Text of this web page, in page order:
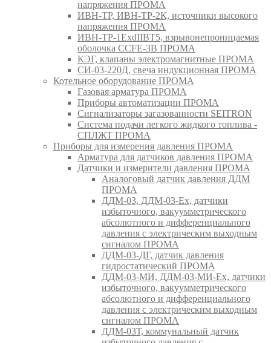
напряжения ПРОМА
ИВН-ТР, ИВН-ТР-2К, источники высокого
напряжения ПРОМА
ИВН-ТР-1ExdIIBT5, взрывонепроницаемая
оболочка CCFE-3B ПРОМА
КЭГ, клапаны электромагнитные ПРОМА
СИ-03-220Д, свеча индукционная ПРОМА
Котельное оборудование ПРОМА
Газовая арматура ПРОМА
Приборы автоматизации ПРОМА
Сигнализаторы загазованности SEITRON
Система подачи легкого жидкого топлива -
СПЛЖТ ПРОМА
Приборы для измерения давления ПРОМА
Арматура для датчиков давления ПРОМА
Датчики и измерители давления ПРОМА
Аналоговый датчик давления ДДМ
ПРОМА
ДДМ-03, ДДМ-03-Ех, датчики
избыточного, вакуумметрического
абсолютного и дифференциального
давления с электрическим выходным
сигналом ПРОМА
ДДМ-03-ДГ, датчик давления
гидростатический ПРОМА
ДДМ-03-МИ, ДДМ-03-МИ-Ех, датчики
избыточного, вакуумметрического
абсолютного и дифференциального
давления с электрическим выходным
сигналом ПРОМА
ДДМ-03Т, коммунальный датчик